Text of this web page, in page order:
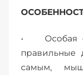
• Особая –
правильные
самым,